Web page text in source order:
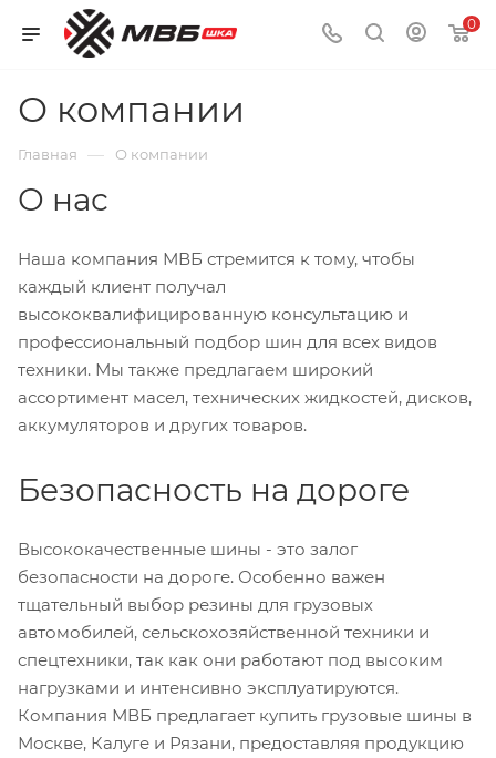
0
О компании
Главная — О компании
О нас
Наша компания МВБ стремится к тому, чтобы
каждый клиент получал
высококвалифицированную консультацию и
профессиональный подбор шин для всех видов
техники. Мы также предлагаем широкий
ассортимент масел, технических жидкостей, дисков,
аккумуляторов и других товаров.
Безопасность на дороге
Высококачественные шины - это залог
безопасности на дороге. Особенно важен
тщательный выбор резины для грузовых
автомобилей, сельскохозяйственной техники и
спецтехники, так как они работают под высоким
нагрузками и интенсивно эксплуатируются.
Компания МВБ предлагает купить грузовые шины в
Москве, Калуге и Рязани, предоставляя продукцию